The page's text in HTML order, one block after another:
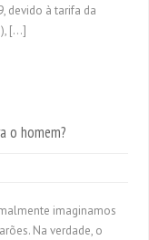
devido à tarifa da
[…]
o homem?
imaginamos
Na verdade, o